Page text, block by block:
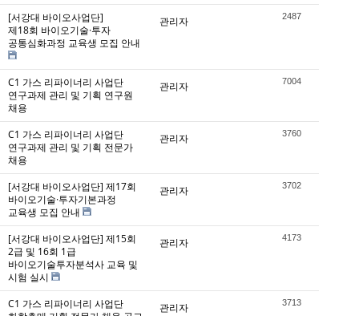
[서강대 바이오사업단]
제18회 바이오기술·투자
공통심화과정 교육생 모집 안내
관리자 2487
C1 가스 리파이너리 사업단
연구과제 관리 및 기획 연구원
채용
관리자 7004
C1 가스 리파이너리 사업단
연구과제 관리 및 기획 전문가
채용
관리자 3760
[서강대 바이오사업단] 제17회
바이오기술·투자기본과정
교육생 모집 안내
관리자 3702
[서강대 바이오사업단] 제15회
2급 및 16회 1급
바이오기술투자분석사 교육 및
시험 실시
관리자 4173
C1 가스 리파이너리 사업단
관리자 3713